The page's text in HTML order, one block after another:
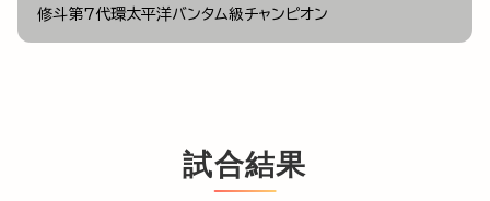
修斗第7代環太平洋バンタム級チャンピオン
試合結果